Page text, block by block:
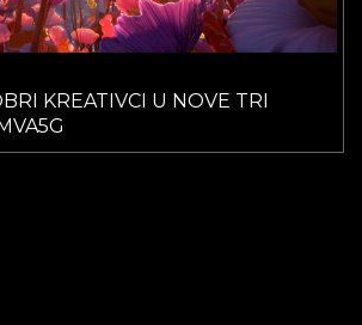
KREATIVCI U NOVE TRI